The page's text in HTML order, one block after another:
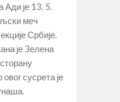
Ади је 13. 5.
меч
Србије.
је Зелена
сусрета је